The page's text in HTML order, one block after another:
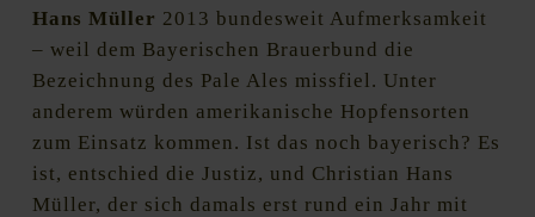
Hans Müller 2013 bundesweit Aufmerksamkeit
– weil dem Bayerischen Brauerbund die
Bezeichnung des Pale Ales missfiel. Unter
anderem würden amerikanische Hopfensorten
zum Einsatz kommen. Ist das noch bayerisch? Es
ist, entschied die Justiz, und Christian Hans
Müller, der sich damals erst rund ein Jahr mit